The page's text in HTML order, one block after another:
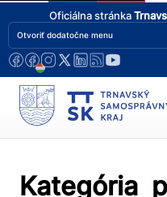
Oficiálna stránka
Otvoriť dodatočne menu
Kategória